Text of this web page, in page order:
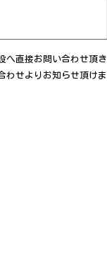
へ直接お問い合わせ頂き
わせよりお知らせ頂けま